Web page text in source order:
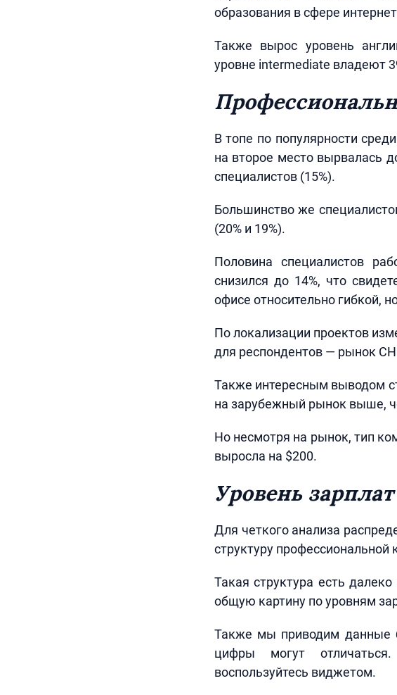
образования в сфере
Также вырос уровень
уровне intermediate владеют
В топе по популярности
на второе место вырвалась
специалистов (15%).
Большинство же
(20% и 19%).
Половина специалистов
снизился до 14%, что
офисе относительно гибкой,
По локализации проектов
для респондентов — рынок
Также интересным выводом
на зарубежный рынок выше,
Но несмотря на рынок, тип
выросла на $200.
Уровень
Для четкого анализа
структуру
Такая структура есть
общую картину по уровням
Также мы приводим данные
цифры могут
воспользуйтесь виджетом.